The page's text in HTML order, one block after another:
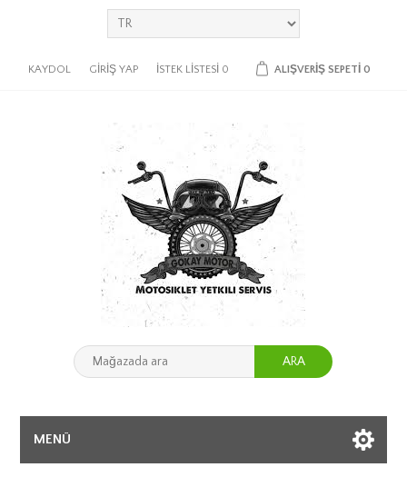
KAYDOL GIRIŞ YAP İSTEK LISTESI 0 ALIŞVERIŞ SEPETI 0
ARA
MENÜ